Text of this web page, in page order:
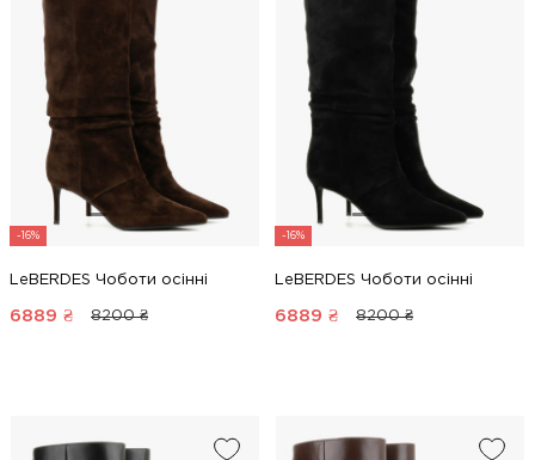
-16%
LeBERDES Чоботи осінні
6889 ₴ 8200 ₴
-16%
LeBERDES Чоботи осінні
6889 ₴ 8200 ₴